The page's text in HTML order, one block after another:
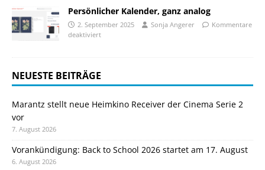
Persönlicher Kalender, ganz analog
2. September 2025 Sonja Angerer
Kommentare
deaktiviert
NEUESTE BEITRÄGE
Marantz stellt neue Heimkino Receiver der Cinema Serie 2
vor
7. August 2026
Vorankündigung: Back to School 2026 startet am 17. August
6. August 2026